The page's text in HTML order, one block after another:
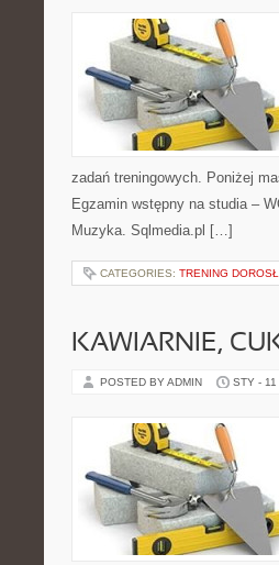
zadań treningowych. Poniżej
Egzamin wstępny na studia –
Muzyka. Sqlmedia.pl […]
CATEGORIES: TRENING
KAWIARNIE,
POSTED BY ADMIN STY -